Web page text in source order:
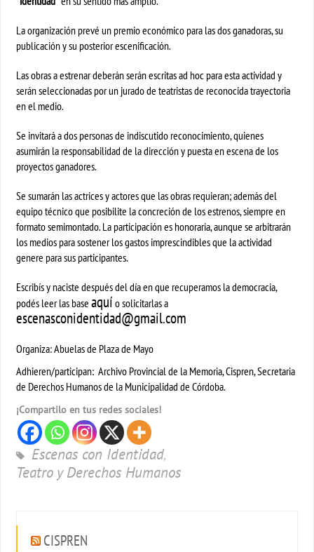
La organización prevé un premio económico para las dos ganadoras, su
publicación y su posterior escenificación.
Las obras a estrenar deberán serán escritas ad hoc para esta actividad y
serán seleccionadas por un jurado de teatristas de reconocida trayectoria
en el medio.
Se invitará a dos personas de indiscutido reconocimiento, quienes
asumirán la responsabilidad de la dirección y puesta en escena de los
proyectos ganadores.
Se sumarán las actrices y actores que las obras requieran; además del
equipo técnico que posibilite la concreción de los estrenos, siempre en
formato semimontado. La participación es honoraria, aunque se arbitrarán
los medios para sostener los gastos imprescindibles que la actividad
genere para sus participantes.
Escribís y naciste después del día en que recuperamos la democracia,
podés leer las baseaquío solicitarlas a
escenasconidentidad@gmail.com
Organiza: Abuelas de Plaza de Mayo
Adhieren/participan: Archivo Provincial de la Memoria, Cispren, Secretaria
de Derechos Humanos de la Municipalidad de Córdoba.
¡Compartilo en tus redes sociales!
Escenas con Identidad,
Teatro y Derechos Humanos
CISPREN